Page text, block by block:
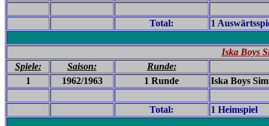
Total: 1
Iska Boys
Spiele:
Saison:
Runde:
1
1962/1963 1 Runde Iska Boys
Total: 1 Heimspiel